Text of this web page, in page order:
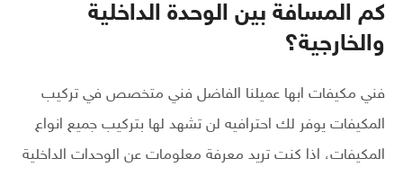
كم المسافة بين الوحدة الداخلية
والخارجية؟
فني مكيفات ابها عميلنا الفاضل فني متخصص في تركيب
المكيفات يوفر لك احترافيه لن تشهد لها بتركيب جميع انواع
المكيفات، اذا كنت تريد معرفة معلومات عن الوحدات الداخلية